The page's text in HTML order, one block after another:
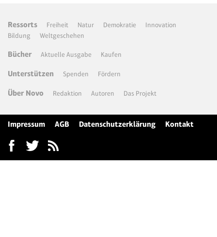
Ressorts Freiheit Natur Demokratie
Innovation
Bildung
Weltgeschehen
Bücher Aktuelle Ausgabe Kaufen
Unterstützen Spenden Fördern
Über Novo Redaktion Autoren Das Projekt
Impressum AGB Datenschutzerklärung Kontakt